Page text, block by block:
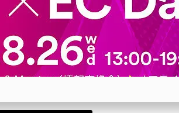
タ変換作業は、「WMSES」が自
間のデータ連携が可能になる